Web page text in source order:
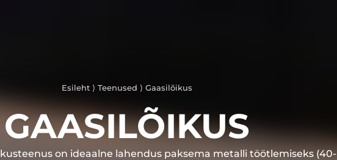
Esileht ⟩ Teenused ⟩ Gaasilõikus
GAASILÕIKUS
on ideaalne lahendus paksema metalli töötlemiseks (40-